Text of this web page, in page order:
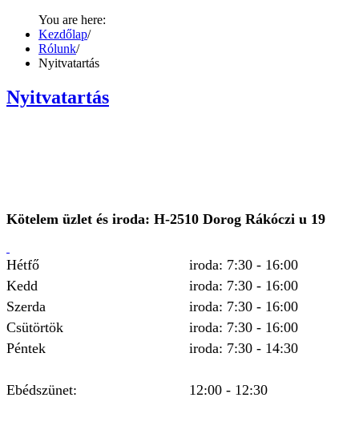
You are here:
Kezdőlap/
Rólunk/
Nyitvatartás
Nyitvatartás
Kötelem üzlet és iroda: H-2510 Dorog Rákóczi u 19
Hétfő
iroda: 7:30 - 16:00
Kedd
iroda: 7:30 - 16:00
Szerda
iroda: 7:30 - 16:00
Csütörtök
iroda: 7:30 - 16:00
Péntek
iroda: 7:30 - 14:30
Ebédszünet: 12:00 - 12:30